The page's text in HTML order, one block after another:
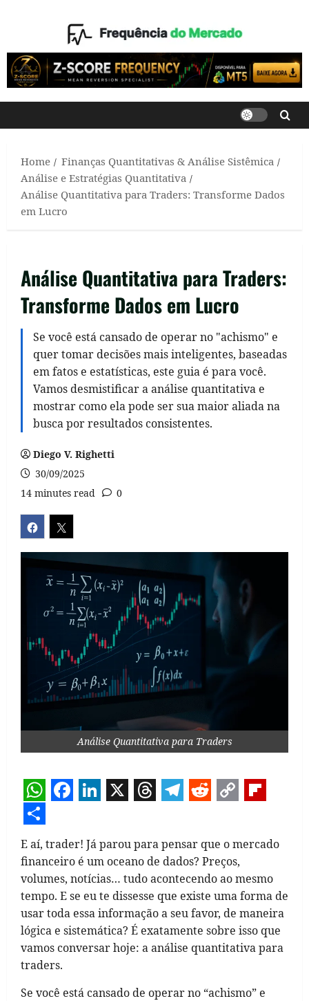
Home
Finanças Quantitativas & Análise Sistêmica
Análise e Estratégias Quantitativa
Análise Quantitativa para Traders: Transforme Dados
em Lucro
Análise Quantitativa para Traders:
Transforme Dados em Lucro
Se você está cansado de operar no "achismo" e
quer tomar decisões mais inteligentes, baseadas
em fatos e estatísticas, este guia é para você.
Vamos desmistificar a análise quantitativa e
mostrar como ela pode ser sua maior aliada na
busca por resultados consistentes.
Diego V. Righetti
30/09/2025
14 minutes read
0
Análise Quantitativa para Traders
WhatsApp
Link
Share
E aí, trader! Já parou para pensar que o mercado
financeiro é um oceano de dados? Preços,
volumes, notícias… tudo acontecendo ao mesmo
tempo. E se eu te dissesse que existe uma forma de
usar toda essa informação a seu favor, de maneira
lógica e sistemática? É exatamente sobre isso que
vamos conversar hoje: a análise quantitativa para
traders.
Se você está cansado de operar no “achismo” e